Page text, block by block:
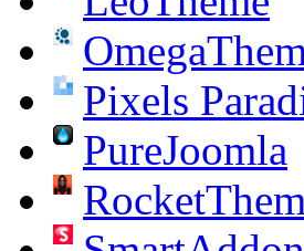
Pixels
PureJoomla